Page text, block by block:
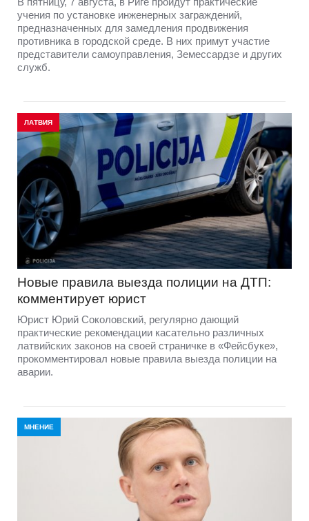
учения по установке инженерных заграждений,
предназначенных для замедления продвижения
противника в городской среде. В них примут участие
представители самоуправления, Земессардзе и других
служб.
ЛАТВИЯ
Новые правила выезда полиции на ДТП:
комментирует юрист
Юрист Юрий Соколовский, регулярно дающий
практические рекомендации касательно различных
латвийских законов на своей страничке в «Фейсбуке»,
прокомментировал новые правила выезда полиции на
аварии.
МНЕНИЕ